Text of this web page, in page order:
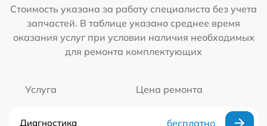
Стоимость указана за работу специалиста без учета
запчастей. В таблице указано среднее время
оказания услуг при условии наличия необходимых
для ремонта комплектующих
Услуга Цена ремонта
Диагностика бесплатно